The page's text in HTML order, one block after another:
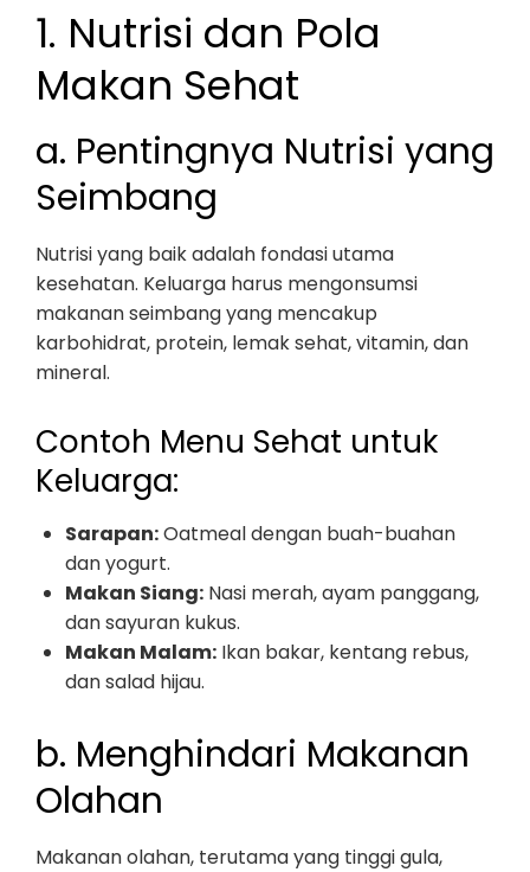
1. Nutrisi dan Pola
Makan Sehat
a. Pentingnya Nutrisi yang
Seimbang
Nutrisi yang baik adalah fondasi utama
kesehatan. Keluarga harus mengonsumsi
makanan seimbang yang mencakup
karbohidrat, protein, lemak sehat, vitamin, dan
mineral.
Contoh Menu Sehat untuk
Keluarga:
Sarapan:Oatmeal dengan buah-buahan
dan yogurt.
Makan Siang: Nasi merah, ayam panggang,
dan sayuran kukus.
Makan Malam: Ikan bakar, kentang rebus,
dan salad hijau.
b. Menghindari Makanan
Olahan
Makanan olahan, terutama yang tinggi gula,